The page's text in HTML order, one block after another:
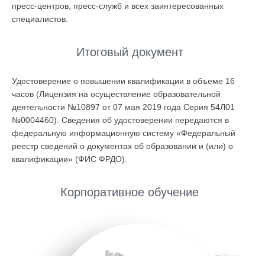
пресс-центров, пресс-служб и всех заинтересованных
специалистов.
Итоговый документ
Удостоверение о повышении квалификации в объеме 16
часов (Лицензия на осуществление образовательной
деятельности №10897 от 07 мая 2019 года Серия 54Л01
№0004460). Сведения об удостоверении передаются в
федеральную информационную систему «Федеральный
реестр сведений о документах об образовании и (или) о
квалификации» (ФИС ФРДО).
Корпоративное обучение